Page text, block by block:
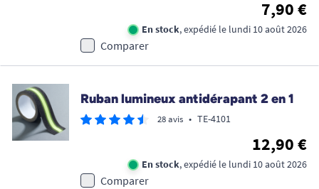
7,90 €
En stock, expédié le lundi 10 août 2026
Comparer
Ruban lumineux antidérapant 2 en 1
28 avis • TE-4101
12,90 €
En stock, expédié le lundi 10 août 2026
Comparer